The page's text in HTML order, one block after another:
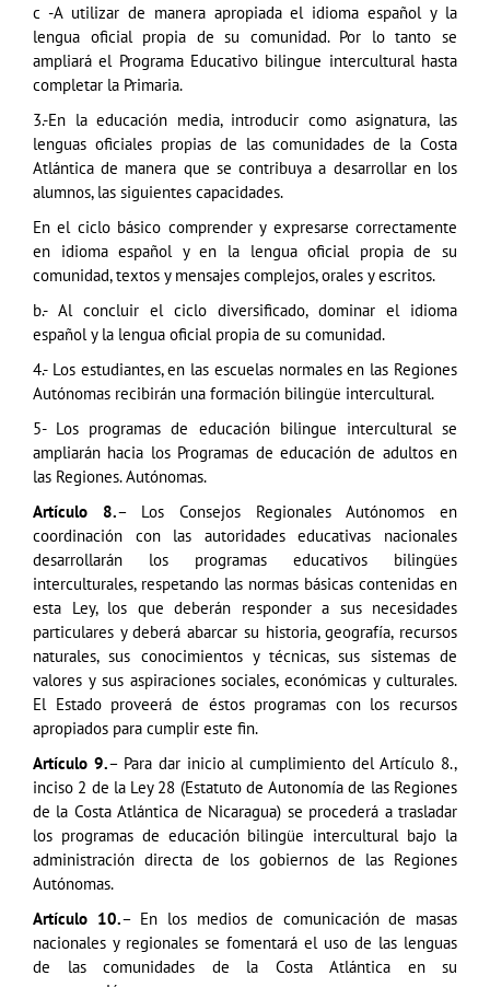
c -A utilizar de manera apropiada el idioma español y la
lengua oficial propia de su comunidad. Por lo tanto se
ampliará el Programa Educativo bilingue intercultural hasta
completar la Primaria.
3.-En la educación media, introducir como asignatura, las
lenguas oficiales propias de las comunidades de la Costa
Atlántica de manera que se contribuya a desarrollar en los
alumnos, las siguientes capacidades.
En el ciclo básico comprender y expresarse correctamente
en idioma español y en la lengua oficial propia de su
comunidad, textos y mensajes complejos, orales y escritos.
b.- Al concluir el ciclo diversificado, dominar el idioma
español y la lengua oficial propia de su comunidad.
4.- Los estudiantes, en las escuelas normales en las Regiones
Autónomas recibirán una formación bilingüe intercultural.
5- Los programas de educación bilingue intercultural se
ampliarán hacia los Programas de educación de adultos en
las Regiones. Autónomas.
Artículo 8.– Los Consejos Regionales Autónomos en
coordinación con las autoridades educativas nacionales
desarrollarán los programas educativos bilingües
interculturales, respetando las normas básicas contenidas en
esta Ley, los que deberán responder a sus necesidades
particulares y deberá abarcar su historia, geografía, recursos
naturales, sus conocimientos y técnicas, sus sistemas de
valores y sus aspiraciones sociales, económicas y culturales.
El Estado proveerá de éstos programas con los recursos
apropiados para cumplir este fin.
Artículo 9.– Para dar inicio al cumplimiento del Artículo 8.,
inciso 2 de la Ley 28 (Estatuto de Autonomía de las Regiones
de la Costa Atlántica de Nicaragua) se procederá a trasladar
los programas de educación bilingüe intercultural bajo la
administración directa de los gobiernos de las Regiones
Autónomas.
Artículo 10.– En los medios de comunicación de masas
nacionales y regionales se fomentará el uso de las lenguas
de las comunidades de la Costa Atlántica en su